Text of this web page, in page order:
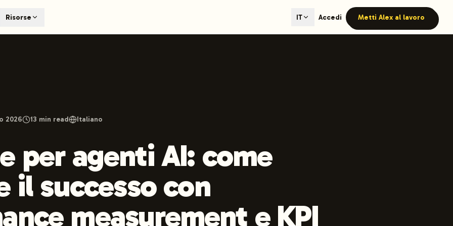
engines like ChatGPT, Claude, and Perplexity. Automated content generation with GEO optimization built-in.
hours.
Risorse IT Accedi Metti Alex al lavoro
2026 13 min read Italiano
per agenti AI: come
il successo con
measurement e KPI